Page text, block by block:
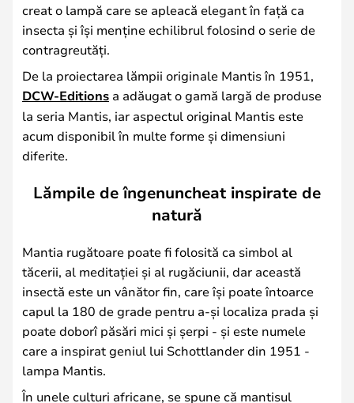
creat o lampă care se apleacă elegant în față ca
insecta și își menține echilibrul folosind o serie de
contragreutăți.
De la proiectarea lămpii originale Mantis în 1951,
DCW-Editions a adăugat o gamă largă de produse
la seria Mantis, iar aspectul original Mantis este
acum disponibil în multe forme și dimensiuni
diferite.
Lămpile de îngenuncheat inspirate de
natură
Mantia rugătoare poate fi folosită ca simbol al
tăcerii, al meditației și al rugăciunii, dar această
insectă este un vânător fin, care își poate întoarce
capul la 180 de grade pentru a-și localiza prada și
poate doborî păsări mici și șerpi - și este numele
care a inspirat geniul lui Schottlander din 1951 -
lampa Mantis.
În unele culturi africane, se spune că mantisul